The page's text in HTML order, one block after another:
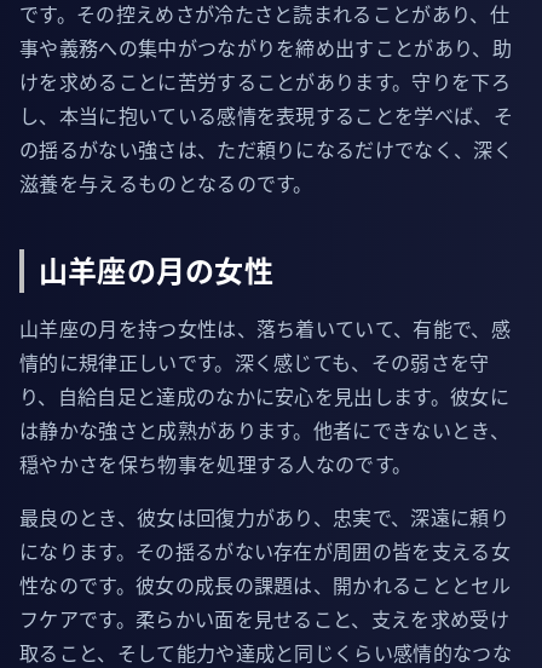
です。その控えめさが冷たさと読まれることがあり、仕
事や義務への集中がつながりを締め出すことがあり、助
けを求めることに苦労することがあります。守りを下ろ
し、本当に抱いている感情を表現することを学べば、そ
の揺るがない強さは、ただ頼りになるだけでなく、深く
滋養を与えるものとなるのです。
山羊座の月の女性
山羊座の月を持つ女性は、落ち着いていて、有能で、感
情的に規律正しいです。深く感じても、その弱さを守
り、自給自足と達成のなかに安心を見出します。彼女に
は静かな強さと成熟があります。他者にできないとき、
穏やかさを保ち物事を処理する人なのです。
最良のとき、彼女は回復力があり、忠実で、深遠に頼り
になります。その揺るがない存在が周囲の皆を支える女
性なのです。彼女の成長の課題は、開かれることとセル
フケアです。柔らかい面を見せること、支えを求め受け
取ること、そして能力や達成と同じくらい感情的なつな